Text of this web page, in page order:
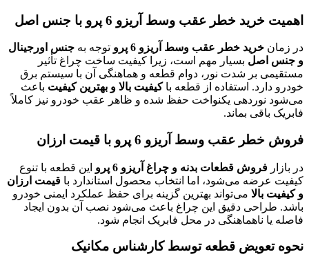
اهمیت خرید خطر عقب وسط آریزو 6 پرو با جنس اصل
در زمان خرید خطر عقب وسط آریزو 6 پرو توجه به جنس اورجینال
و جنس اصل بسیار مهم است، زیرا کیفیت ساخت چراغ تأثیر
مستقیمی بر شدت نور، دوام قطعه و هماهنگی آن با سیستم برق
خودرو دارد. استفاده از قطعه باکیفیت بالا و بهترین کیفیت باعث
می‌شود نوردهی یکنواخت حفظ شده و ظاهر عقب خودرو نیز کاملاً
فابریک باقی بماند.
فروش خطر عقب وسط آریزو 6 پرو با قیمت ارزان
در بازار فروش قطعات بدنه و چراغ آریزو 6 پرو
این قطعه با تنوع
کیفیت عرضه می‌شود، اما انتخاب محصول استاندارد با قیمت ارزان
و کیفیت بالا می‌تواند بهترین گزینه برای حفظ عملکرد ایمنی خودرو
باشد. طراحی دقیق این چراغ باعث می‌شود نصب آن بدون ایجاد
فاصله یا ناهماهنگی در محل فابریک انجام شود.
نحوه تعویض قطعه توسط کارشناس مکانیک